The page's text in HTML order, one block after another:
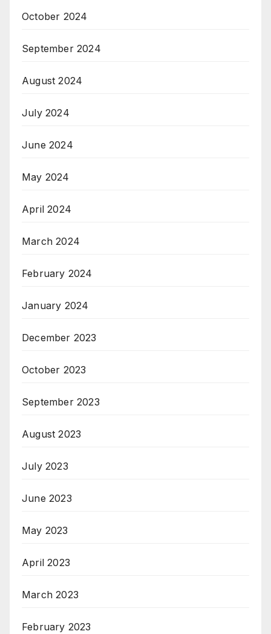
October 2024
September 2024
August 2024
July 2024
June 2024
May 2024
April 2024
March 2024
February 2024
January 2024
December 2023
October 2023
September 2023
August 2023
July 2023
June 2023
May 2023
April 2023
March 2023
February 2023